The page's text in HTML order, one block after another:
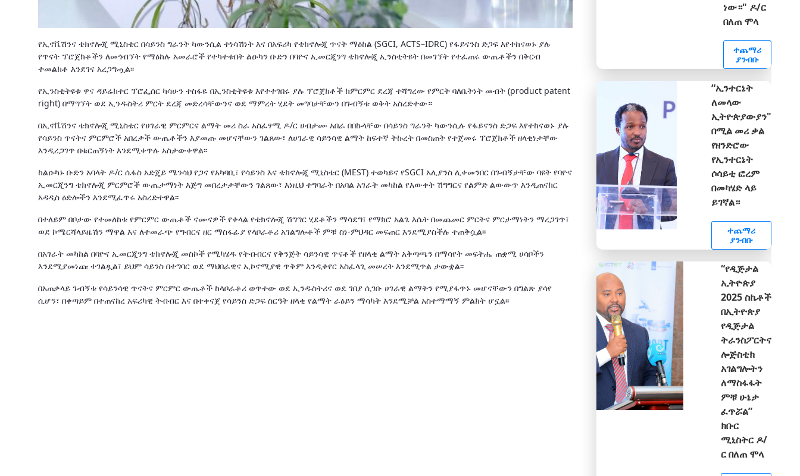
የኢኖቬሽንና ቴክኖሎጂ ሚኒስቴር በሳይንስ ግራንት ካውንሲል ተነሳሽነት እና በአፍሪካ የቴክኖሎጂ ጥናት ማዕከል (SGCI, ACTS–IDRC) የፋይናንስ ድጋፍ እየተከናወኑ ያሉ
የጥናት ፕሮጀክቶችን ለመጎብኘት የማዕከሉ አመራሮች የተካተቱበት ልዑካን ቡድን በባዮና ኢመርጂንግ ቴክኖሎጂ ኢንስቲትዩት በመገኘት የተፈጠሩ ውጤቶችን በቅርብ
ተመልክቶ እንደገና አረጋግጧል፡፡
የኢንስቲትዩቱ ዋና ዳይሬክተር ፕሮፌሰር ካሳሁን ተስፋዬ በኢንስቲትዩቱ እየተተገበሩ ያሉ ፕሮጀክቶች ከምርምር ደረጃ ተሻግረው የምርት ባለቤትነት መብት (product patent
right) በማግኘት ወደ ኢንዱስትሪ ምርት ደረጃ መድረሳቸውንና ወደ ማምረት ሂደት መግባታቸውን በጉብኝቱ ወቅት አስረድተው።
በኢኖቬሽንና ቴክኖሎጂ ሚኒስቴር የሀገራዊ ምርምርና ልማት መሪ ስራ አስፈፃሚ ዶ/ር ሀብታሙ አበራ በበኩላቸው በሳይንስ ግራንት ካውንሲሉ የፋይናንስ ድጋፍ እየተከናወኑ ያሉ
የሳይንስ ጥናትና ምርምሮች አበረታች ውጤቶችን እያመጡ መሆናቸውን ገልጸው፣ ለሀገራዊ ሳይንሳዊ ልማት ከፍተኛ ትኩረት በመስጠት የተጀመሩ ፕሮጀክቶች ዘላቂነታቸው
እንዲረጋገጥ በቁርጠኝነት እንደሚቀጥሉ አስታውቀዋል፡፡
ከልዑካኑ ቡድን አባላት ዶ/ር ሴፋስ አድጄይ ሜንሳህ የጋና የአካባቢ፣ የሳይንስ እና ቴክኖሎጂ ሚኒስቴር (MEST) ተወካይና የSGCI አሊያንስ ሊቀመንበር በጉብኝታቸው ባዩት የባዮና
ኢመርጂንግ ቴክኖሎጂ ምርምሮች ውጤታማነት እጅግ መበረታታቸውን ገልጸው፣ እነዚህ ተግባራት በአባል አገራት መካከል የእውቀት ሽግግርና የልምድ ልውውጥ እንዲጠናከር
አዳዲስ ዕድሎችን እንደሚፈጥሩ አስረድተዋል፡፡
በተለይም በቦታው የተመለከቱ የምርምር ውጤቶች ናሙናዎች የቀላል የቴክኖሎጂ ሽግግር ሂደቶችን ማሳደግ፣ የማክሮ አልጌ እሴት በመጨመር ምርትና ምርታማነትን ማረጋገጥ፣
ወደ ኮሜርሻላይዜሽን ማዋል እና ለተመራጭ የግብርና ዘር ማስፋፊያ የላቦራቶሪ አገልግሎቶች ምቹ ስነ-ምህዳር መፍጠር እንደሚያስችሉ ተጠቅሷል፡፡
በአገራት መካከል በባዮና ኢመርጂንግ ቴክኖሎጂ መስኮች የሚካሄዱ የትብብርና የቅንጅት ሳይንሳዊ ጥናቶች የዘላቂ ልማት አቅጣጫን በማሳየት መፍትሔ ጠቋሚ ሀሳቦችን
እንደሚያመነጩ ተገልጿል፣ ይህም ሳይንስ በተግባር ወደ ማህበራዊና ኢኮኖሚያዊ ጥቅም እንዲቀየር አስፈላጊ መሠረት እንደሚጥል ታውቋል፡፡
በአጠቃላይ ጉብኝቱ የሳይንሳዊ ጥናትና ምርምር ውጤቶች ከላቦራቶሪ ወጥተው ወደ ኢንዱስትሪና ወደ ገበያ ሲገቡ ሀገራዊ ልማትን የሚያፋጥኑ መሆናቸውን በግልጽ ያሳየ
ሲሆን፣ በቀጣይም በተጠናከረ አፍሪካዊ ትብብር እና በተቀናጀ የሳይንስ ድጋፍ ስርዓት ዘላቂ የልማት ራዕይን ማሳካት እንደሚቻል አስተማማኝ ምልክት ሆኗል፡፡
ነው።" ዶ/ር
በለጠ ሞላ
ተጨማሪ
ያንብቡ
“ኢንተርኔት
ለመላው
ኢትዮጵያውያን"
በሚል መሪ ቃል
የዘንድሮው
የኢንተርኔት
ሶሳይቲ ፎረም
በመካሄድ ላይ
ይገኛል።
ተጨማሪ
ያንብቡ
“የዲጅታል
ኢትዮጵያ
2025 ስኬቶች
በኢትዮጵያ
የዲጅታል
ትራንስፖርትና
ሎጅስቲክ
አገልግሎትን
ለማስፋፋት
ምቹ ሁኔታ
ፈጥሯል”
ክቡር
ሚኒስትር ዶ/
ር በለጠ ሞላ